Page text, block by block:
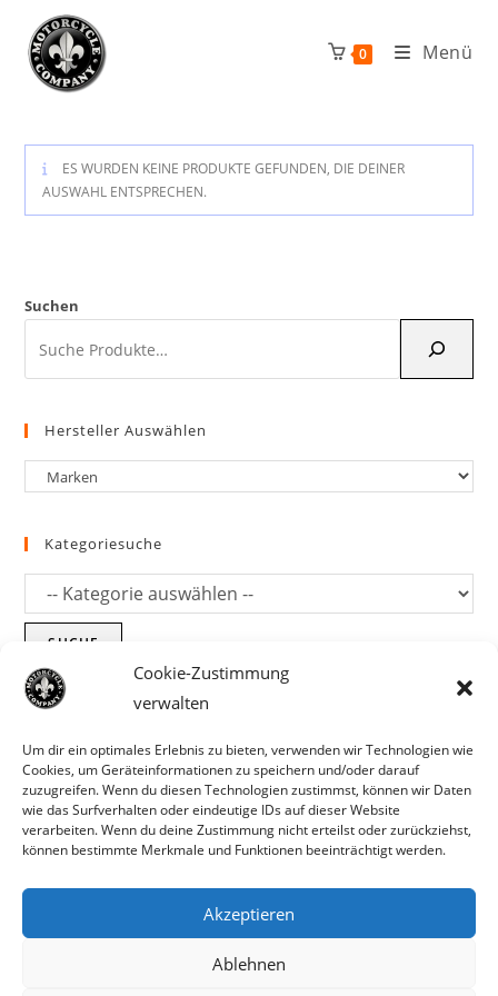
Cookie-Zustimmung
verwalten
Um dir ein optimales Erlebnis zu bieten, verwenden wir Technologien wie
Cookies, um Geräteinformationen zu speichern und/oder darauf
zuzugreifen. Wenn du diesen Technologien zustimmst, können wir Daten
wie das Surfverhalten oder eindeutige IDs auf dieser Website
verarbeiten. Wenn du deine Zustimmung nicht erteilst oder zurückziehst,
können bestimmte Merkmale und Funktionen beeinträchtigt werden.
Akzeptieren
Ablehnen
Parts für Harley Davidson, Indian und
Inhalt
springen
0 Menü
ES WURDEN KEINE PRODUKTE GEFUNDEN, DIE DEINER
AUSWAHL ENTSPRECHEN.
Suchen
Hersteller Auswählen
Kategoriesuche
SUCHE